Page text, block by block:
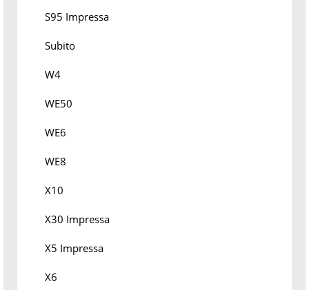
S95 Impressa
Subito
W4
WE50
WE6
WE8
X10
X30 Impressa
X5 Impressa
X6